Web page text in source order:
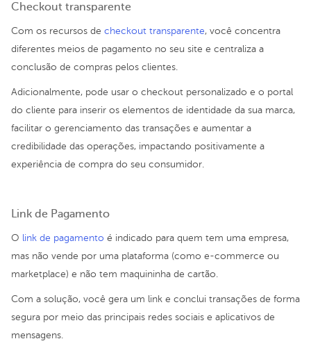
Checkout transparente
Com os recursos de checkout transparente, você concentra
diferentes meios de pagamento no seu site e centraliza a
conclusão de compras pelos clientes.
Adicionalmente, pode usar o checkout personalizado e o portal
do cliente para inserir os elementos de identidade da sua marca,
facilitar o gerenciamento das transações e aumentar a
credibilidade das operações, impactando positivamente a
experiência de compra do seu consumidor.
Link de Pagamento
O link de pagamento é indicado para quem tem uma empresa,
mas não vende por uma plataforma (como e-commerce ou
marketplace) e não tem maquininha de cartão.
Com a solução, você gera um link e conclui transações de forma
segura por meio das principais redes sociais e aplicativos de
mensagens.